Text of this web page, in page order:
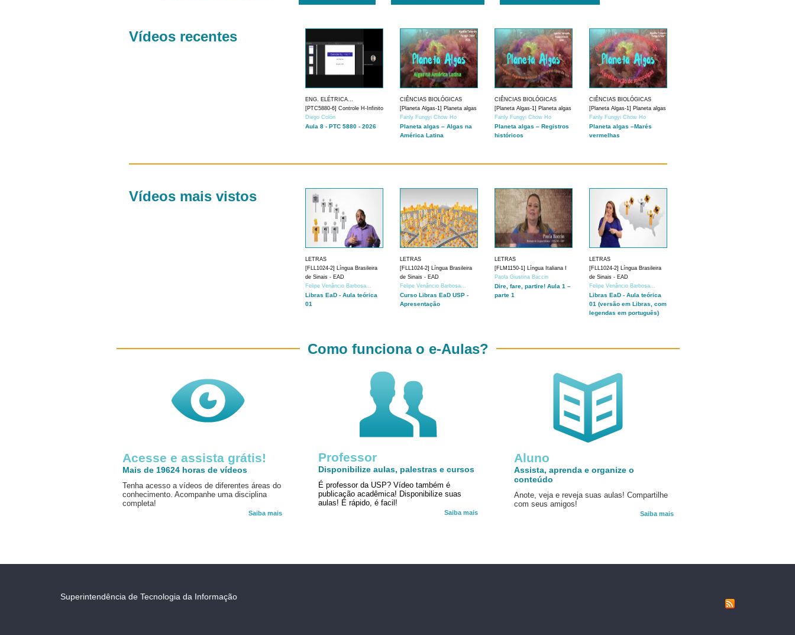
Vídeos recentes
ENG. ELÉTRICA...
[PTC5880-6] Controle H-Infinito
Diego Colón
Aula 8 - PTC 5880 - 2026
CIÊNCIAS BIOLÓGICAS
[Planeta Algas-1] Planeta algas
Fanly Fungyi Chow Ho
Planeta algas – Algas na
América Latina
CIÊNCIAS BIOLÓGICAS
[Planeta Algas-1] Planeta algas
Fanly Fungyi Chow Ho
Planeta algas – Registros
históricos
CIÊNCIAS BIOLÓGICAS
[Planeta Algas-1] Planeta algas
Fanly Fungyi Chow Ho
Planeta algas –Marés
vermelhas
Vídeos mais vistos
LETRAS
[FLL1024-2] Língua Brasileira
de Sinais - EAD
Felipe Venâncio Barbosa...
Libras EaD - Aula teórica
01
LETRAS
[FLL1024-2] Língua Brasileira
de Sinais - EAD
Felipe Venâncio Barbosa...
Curso Libras EaD USP -
Apresentação
LETRAS
[FLM1150-1] Língua Italiana I
Paola Giustina Baccin
Dire, fare, partire! Aula 1 –
parte 1
LETRAS
[FLL1024-2] Língua Brasileira
de Sinais - EAD
Felipe Venâncio Barbosa...
Libras EaD - Aula teórica
01 (versão em Libras, com
legendas em português)
Acesse e assista grátis!
Mais de 19624 horas de vídeos
Tenha acesso a vídeos de diferentes áreas do
conhecimento. Acompanhe uma disciplina
completa!
Saiba mais
Aluno
Assista, aprenda e organize o
conteúdo
Anote, veja e reveja suas aulas! Compartilhe
com seus amigos!
Saiba mais
Como funciona o e-Aulas?
Professor
Disponibilize aulas, palestras e cursos
É professor da USP? Vídeo também é
publicação acadêmica! Disponibilize suas
aulas! É rápido, é facil!
Saiba mais
Superintendência de Tecnologia da Informação